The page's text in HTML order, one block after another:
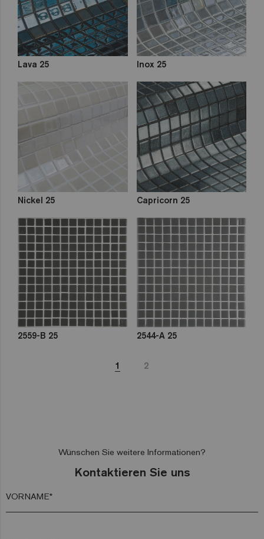
Lava 25 Inox 25
Nickel 25 Capricorn 25
2559-B 25 2544-A 25
1 2
Wünschen Sie weitere Informationen?
Kontaktieren Sie uns
VORNAME*